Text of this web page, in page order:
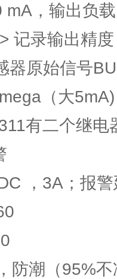
mA，输出负
记录输出精
器原始信号
（大5mA)
有二个继电
，3A；报
防潮（95%